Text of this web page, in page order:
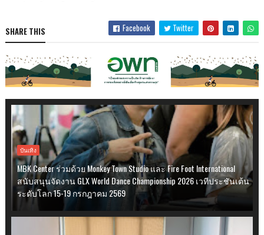
SHARE THIS Facebook Twitter
บันเทิง
MBK Center ร่วมด้วย Monkey Town Studio และ Fire Foot International
สนับสนุนจัดงาน GLX World Dance Championship 2026 เวทีประชันเต้น
ระดับโลก 15-19 กรกฎาคม 2569